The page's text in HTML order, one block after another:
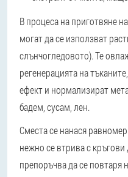
В процеса на приготвяне
могат да се използват
слънчогледовото). Те
регенерацията на
ефект и нормализират
бадем, сусам, лен.
Сместа се нанася
нежно се втрива с
препоръчва да се повтаря